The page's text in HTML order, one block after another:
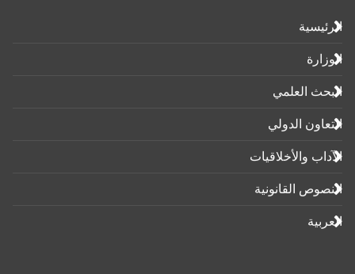
الرئيسية
الوزارة
البحث العلمي
التعاون الدولي
الآداب واﻷخلاقيات
النصوص القانونية
العربية